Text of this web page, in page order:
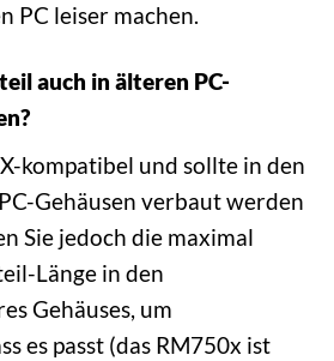
PC leiser machen.
auch in älteren PC-
kompatibel und sollte in den
Gehäusen verbaut werden
Sie jedoch die maximal
Länge in den
Gehäuses, um
es passt (das RM750x ist